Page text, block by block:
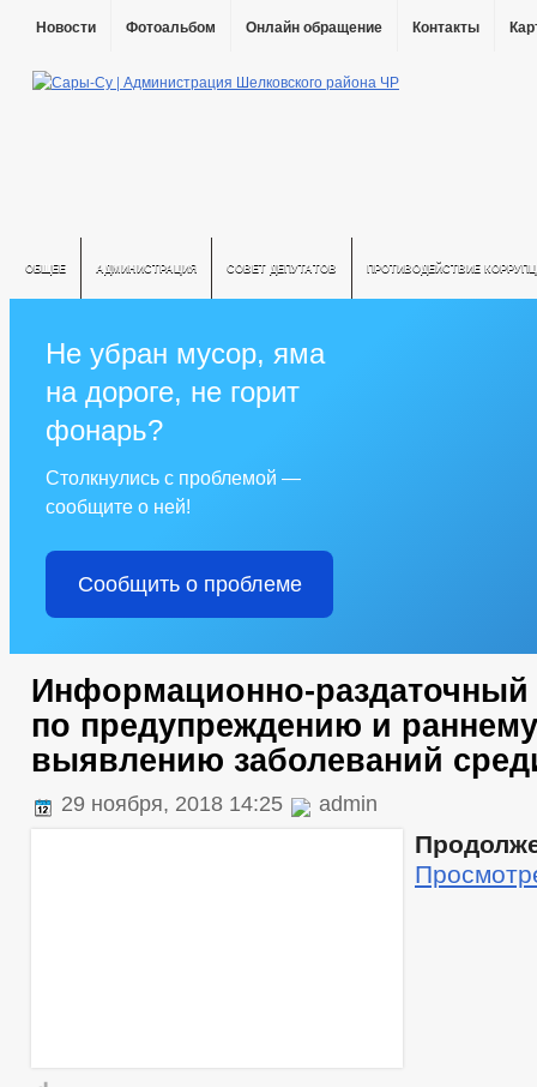
Новости Фотоальбом Онлайн обращение Контакты
ОБЩЕЕ АДМИНИСТРАЦИЯ СОВЕТ ДЕПУТАТОВ ПРОТИВОДЕЙСТВИЕ
Не убран мусор, яма
на дороге, не горит
фонарь?
Столкнулись с проблемой —
сообщите о ней!
Сообщить о проблеме
Информационно-раздаточный
по предупреждению и раннему
выявлению заболеваний
29 ноября, 2018 14:25 admin